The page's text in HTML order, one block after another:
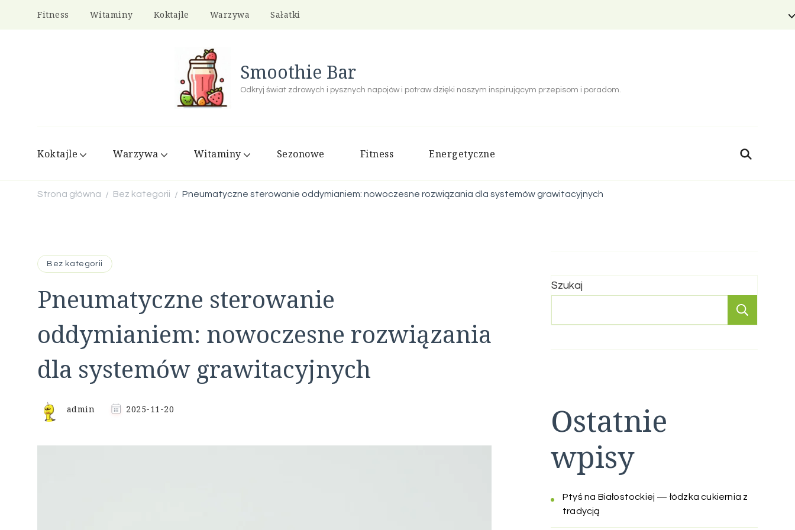
Fitness Witaminy Koktajle Warzywa Sałatki
Smoothie Bar
Odkryj świat zdrowych i pysznych napojów i potraw dzięki naszym inspirującym przepisom i poradom.
Koktajle Warzywa Witaminy Sezonowe Fitness Energetyczne
Strona główna / Bez kategorii / Pneumatyczne sterowanie oddymianiem: nowoczesne rozwiązania dla systemów grawitacyjnych
Bez kategorii
Pneumatyczne sterowanie
oddymianiem: nowoczesne rozwiązania
dla systemów grawitacyjnych
admin 2025-11-20
Szukaj
Ostatnie
wpisy
Ptyś na Białostockiej — łódzka cukiernia z
tradycją